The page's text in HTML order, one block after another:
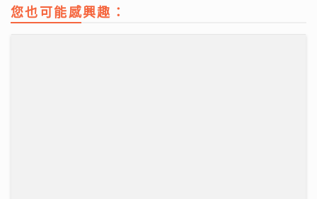
您也可能感興趣：